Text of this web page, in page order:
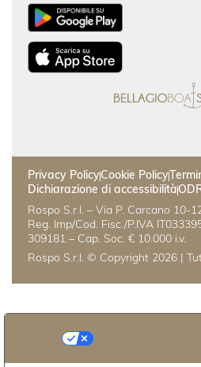
Rospo S.r.l. – Via P. Carcano 10-
Reg. Imp/Cod. Fisc./P.IVA
309181 – Cap. Soc. € 10.000 i.v.
Rospo S.r.l. © Copyright 2026 |
Privacy PolicyCookie Policy
Dichiarazione di accessibilità